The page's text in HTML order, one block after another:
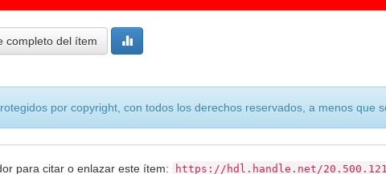
completo del ítem
por copyright, con todos los derechos reservados, a menos que
para citar o enlazar este ítem: https://hdl.handle.net/